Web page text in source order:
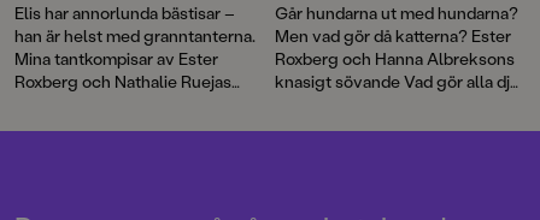
Elis har annorlunda bästisar –
han är helst med granntanterna.
Mina tantkompisar av Ester
Roxberg och Nathalie Ruejas
om vänskap över
Går hundarna ut med hundarna?
Men vad gör då katterna? Ester
Roxberg och Hanna Albreksons
knasigt sövande Vad gör alla djur
godnattsagan.